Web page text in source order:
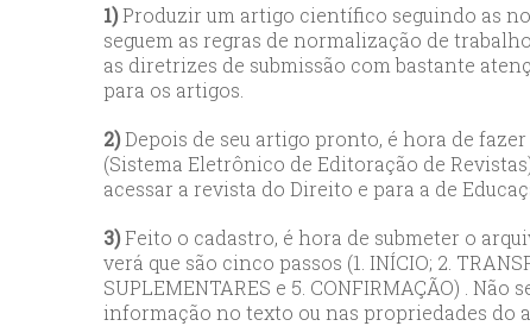
1)Produzir um artigo científico seguindo as
seguem as regras de normalização de
as diretrizes de submissão com bastante
para os artigos.
2)Depois de seu artigo pronto, é hora de
(Sistema Eletrônico de Editoração de
acessar a revista do Direito e para a de
3)Feito o cadastro, é hora de submeter o
verá que são cinco passos (1. INÍCIO; 2.
SUPLEMENTARES e 5. CONFIRMAÇÃO) .
informação no texto ou nas propriedades do